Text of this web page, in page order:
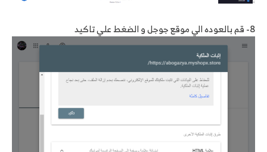
8- قم بالعوده الي موقع جوجل و الضغط علي تاكيد